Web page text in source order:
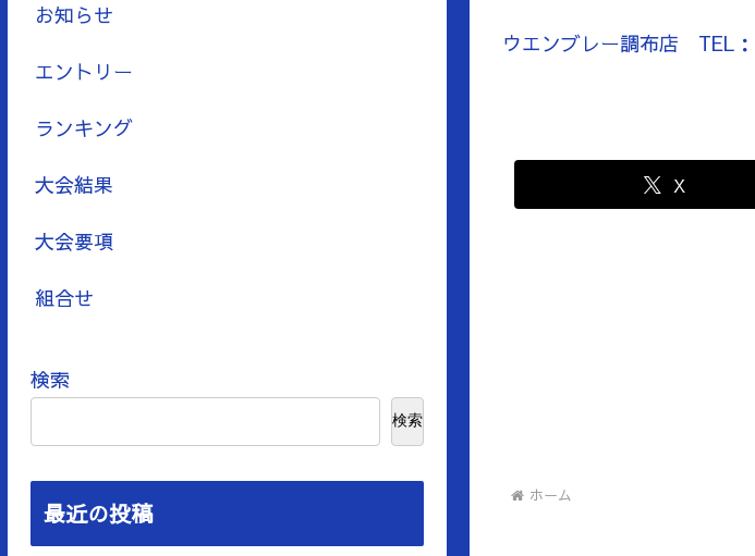
ウエンブレー調布店 TEL：
X
ホーム
お知らせ
エントリー
ランキング
大会結果
大会要項
組合せ
検索
検索
最近の投稿